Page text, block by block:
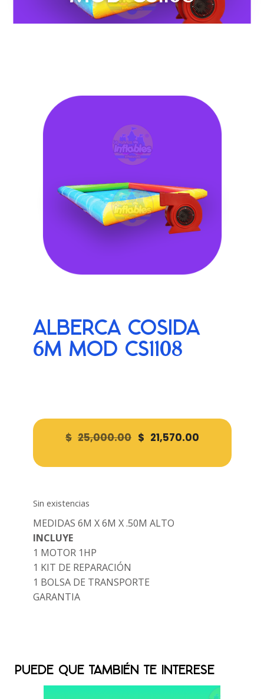
ALBERCA COSIDA
6M MOD CS1108
$ 25,000.00 $ 21,570.00
Sin existencias
MEDIDAS 6M X 6M X .50M ALTO
INCLUYE
1 MOTOR 1HP
1 KIT DE REPARACIÓN
1 BOLSA DE TRANSPORTE
GARANTIA
PUEDE QUE TAMBIÉN TE INTERESE